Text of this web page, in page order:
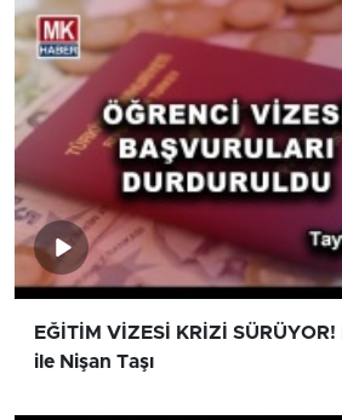
EĞİTİM VİZESİ KRİZİ
ile Nişan Taşı